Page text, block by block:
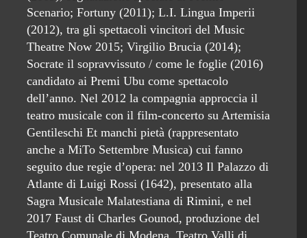
Scenario; Fortuny (2011); L.I. Lingua Imperii
(2012), tra gli spettacoli vincitori del Music
Theatre Now 2015; Virgilio Brucia (2014);
Socrate il sopravvissuto / come le foglie (2016)
candidato ai Premi Ubu come spettacolo
dell’anno. Nel 2012 la compagnia approccia il
teatro musicale con il film-concerto su Artemisia
Gentileschi Et manchi pietà (rappresentato
anche a MiTo Settembre Musica) cui fanno
seguito due regie d’opera: nel 2013 Il Palazzo di
Atlante di Luigi Rossi (1642), presentato alla
Sagra Musicale Malatestiana di Rimini, e nel
2017 Faust di Charles Gounod, produzione del